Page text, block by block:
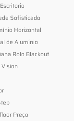
Sofisticado
Horizontal
de Alumínio
Rolo Blackout
Preço